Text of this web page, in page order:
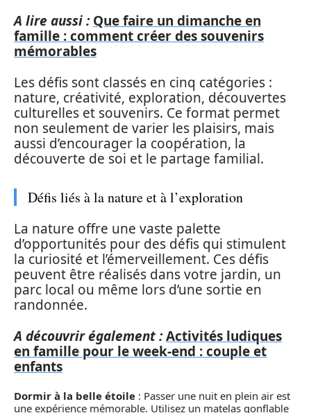
A lire aussi : Que faire un dimanche en
famille : comment créer des souvenirs
mémorables
Les défis sont classés en cinq catégories :
nature, créativité, exploration, découvertes
culturelles et souvenirs. Ce format permet
non seulement de varier les plaisirs, mais
aussi d’encourager la coopération, la
découverte de soi et le partage familial.
Défis liés à la nature et à l’exploration
La nature offre une vaste palette
d’opportunités pour des défis qui stimulent
la curiosité et l’émerveillement. Ces défis
peuvent être réalisés dans votre jardin, un
parc local ou même lors d’une sortie en
randonnée.
A découvrir également :Activités ludiques
en famille pour le week-end : couple et
enfants
Dormir à la belle étoile : Passer une nuit en plein air est
une expérience mémorable. Utilisez un matelas gonflable